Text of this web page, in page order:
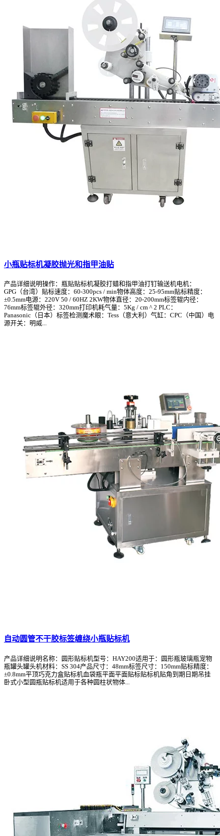
小瓶贴标机凝胶抛光和指甲油贴
产品详细说明操作：瓶贴贴标机凝胶打蜡和指甲油打钉输送机电机：
GPG（台湾）贴标速度：60-300pcs / min物体高度：25-95mm贴标精度：
±0.5mm电源：220V 50 / 60HZ 2KW物体直径：20-200mm标签辊内径：
76mm标签辊外径：320mm打印机耗气量：5Kg / cm ^ 2 PLC：
Panasonic（日本）标签检测魔术眼：Tess（意大利）气缸：CPC（中国）电
源开关：明威...
自动圆管不干胶标签缠绕小瓶贴标机
产品详细说明名称：圆形贴标机型号：HAY200适用于：圆形瓶玻璃瓶宠物
瓶罐头罐头机材料：SS 304产品尺寸：48mm标签尺寸：150mm贴标精度：
±0.8mm平顶巧克力盒贴标机血袋瓶平面平面贴标贴标机贴角到期日期吊挂
卧式小型圆瓶贴标机适用于各种圆柱状物体...